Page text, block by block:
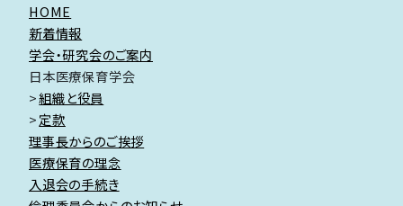
HOME
新着情報
学会・研究会のご案内
日本医療保育学会
組織と役員
定款
理事長からのご挨拶
医療保育の理念
入退会の手続き